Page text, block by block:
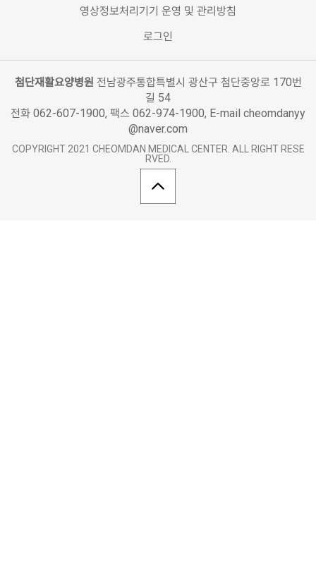
영상정보처리기기 운영 및 관리방침
로그인
첨단재활요양병원 전남광주통합특별시 광산구 첨단중앙로 170번
길 54
전화 062-607-1900, 팩스 062-974-1900, E-mail cheomdanyy
@naver.com
COPYRIGHT 2021 CHEOMDAN MEDICAL CENTER. ALL RIGHT RESE
RVED.